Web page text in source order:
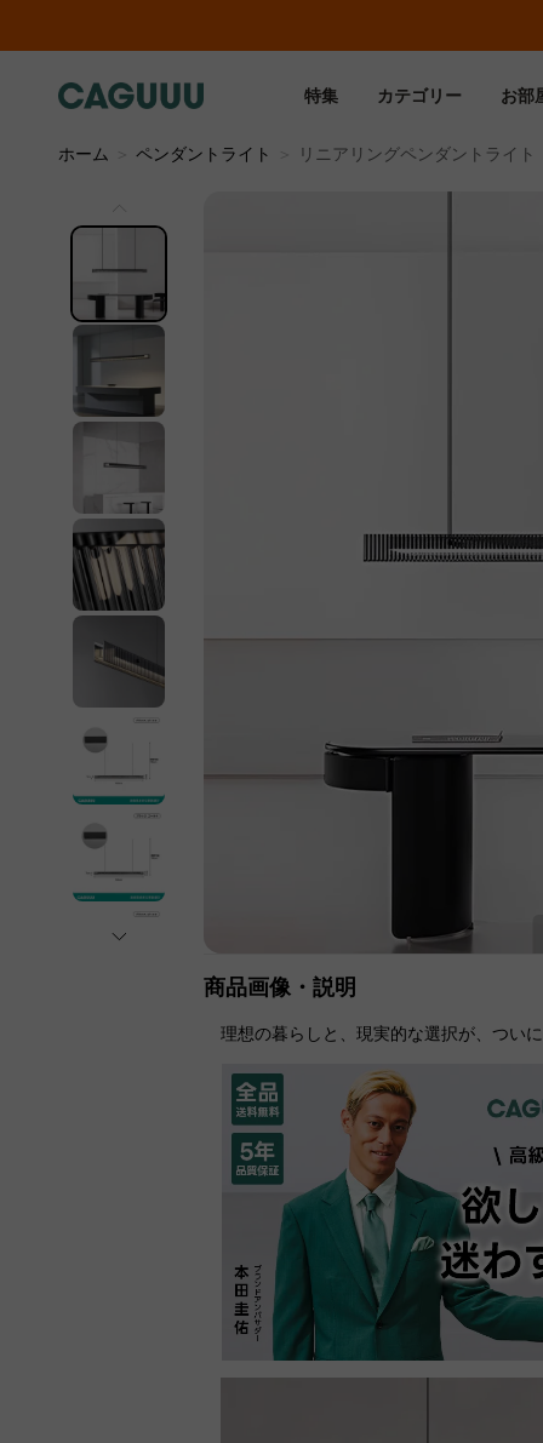
特集
カテゴリー お部
ホーム ペンダントライト リニアリングペンダントライト
商品画像・説明
理想の暮らしと、現実的な選択が、つい